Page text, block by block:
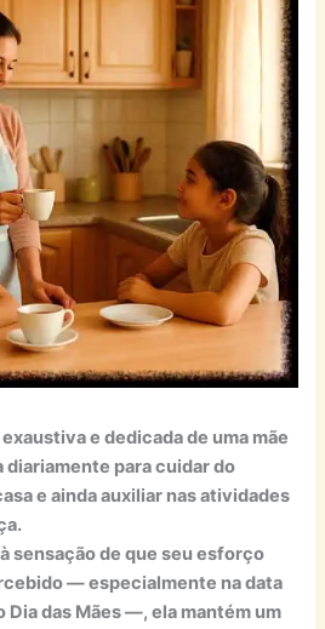
e dedicada de uma mãe
para cuidar do
e ainda auxiliar nas atividades
sensação de que seu esforço
— especialmente na data
Dia das Mães —, ela mantém um